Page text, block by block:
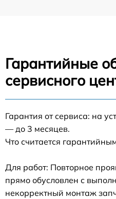
Гарантийные
сервисного
Гарантия от сервиса: на
— до 3 месяцев.
Что считается
Для работ: Повторное
прямо обусловлен с
некорректный монтаж